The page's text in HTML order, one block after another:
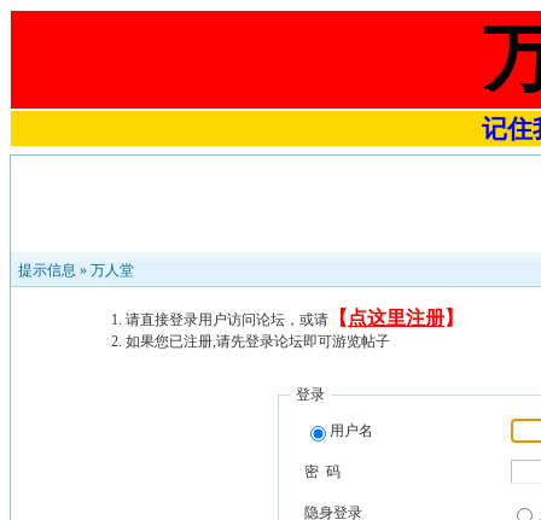
记住
提示信息 » 万人堂
请直接登录用户访问论坛，或请 【 点这里注册】
如果您已注册,请先登录论坛即可游览帖子
登录
用户名
密 码
隐身登录